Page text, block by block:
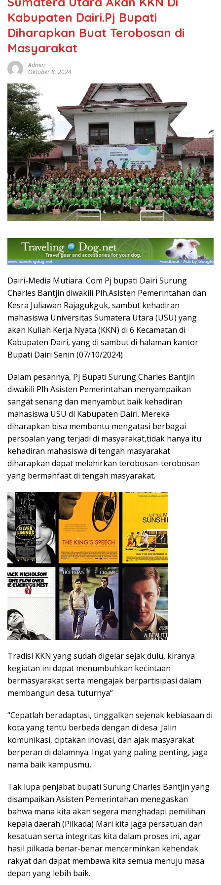
Kabupaten Dairi.Pj Bupati
Diharapkan Buat Terobosan di
Masyarakat
Admin
Oktober 8, 2024
Dairi-Media Mutiara. Com Pj bupati Dairi Surung
Charles Bantjin diwakili Plh.Asisten Pemerintahan dan
Kesra Juliawan Rajagukguk, sambut kehadiran
mahasiswa Universitas Sumatera Utara (USU) yang
akan Kuliah Kerja Nyata (KKN) di 6 Kecamatan di
Kabupaten Dairi, yang di sambut di halaman kantor
Bupati Dairi Senin (07/10/2024)
Dalam pesannya, Pj Bupati Surung Charles Bantjin
diwakili Plh Asisten Pemerintahan menyampaikan
sangat senang dan menyambut baik kehadiran
mahasiswa USU di Kabupaten Dairi. Mereka
diharapkan bisa membantu mengatasi berbagai
persoalan yang terjadi di masyarakat,tidak hanya itu
kehadiran mahasiswa di tengah masyarakat
diharapkan dapat melahirkan terobosan-terobosan
yang bermanfaat di tengah masyarakat.
Tradisi KKN yang sudah digelar sejak dulu, kiranya
kegiatan ini dapat menumbuhkan kecintaan
bermasyarakat serta mengajak berpartisipasi dalam
membangun desa. tuturnya”
“Cepatlah beradaptasi, tinggalkan sejenak kebiasaan di
kota yang tentu berbeda dengan di desa. Jalin
komunikasi, ciptakan inovasi, dan ajak masyarakat
berperan di dalamnya. Ingat yang paling penting, jaga
nama baik kampusmu,
Tak lupa penjabat bupati Surung Charles Bantjin yang
disampaikan Asisten Pemerintahan menegaskan
bahwa mana kita akan segera menghadapi pemilihan
kepala daerah (Pilkada) Mari kita jaga persatuan dan
kesatuan serta integritas kita dalam proses ini, agar
hasil pilkada benar-benar mencerminkan kehendak
rakyat dan dapat membawa kita semua menuju masa
depan yang lebih baik.